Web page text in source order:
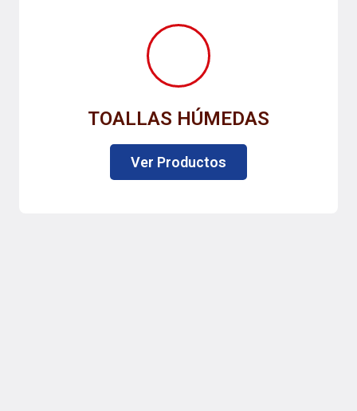
TOALLAS HÚMEDAS
Ver Productos